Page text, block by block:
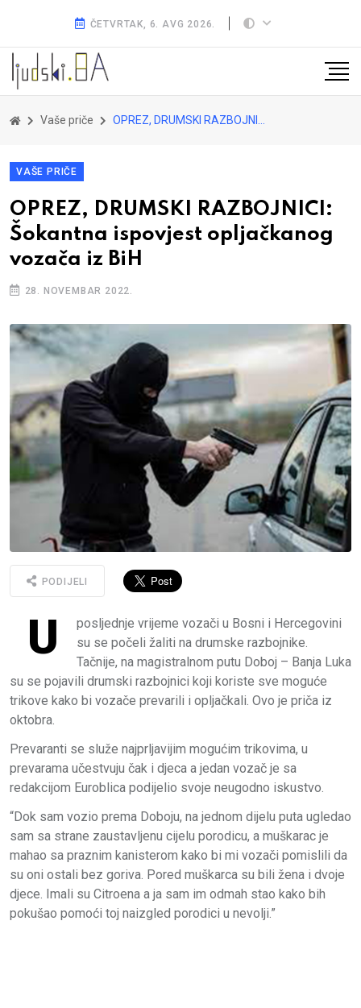
ČETVRTAK, 6. AVG 2026.
Vaše priče OPREZ, DRUMSKI RAZBOJNICI: Šokantna ispovjest opljačkanog vozača iz BiH
VAŠE PRIČE
OPREZ, DRUMSKI RAZBOJNICI:
Šokantna ispovjest opljačkanog
vozača iz BiH
28. NOVEMBAR 2022.
PODIJELI
U
posljednje vrijeme vozači u Bosni i Hercegovini
su se počeli žaliti na drumske razbojnike.
Tačnije, na magistralnom putu Doboj – Banja Luka
su se pojavili drumski razbojnici koji koriste sve moguće
trikove kako bi vozače prevarili i opljačkali. Ovo je priča iz
oktobra.
Prevaranti se služe najprljavijim mogućim trikovima, u
prevarama učestvuju čak i djeca a jedan vozač je sa
redakcijom Euroblica podijelio svoje neugodno iskustvo.
“Dok sam vozio prema Doboju, na jednom dijelu puta ugledao
sam sa strane zaustavljenu cijelu porodicu, a muškarac je
mahao sa praznim kanisterom kako bi mi vozači pomislili da
su oni ostali bez goriva. Pored muškarca su bili žena i dvoje
djece. Imali su Citroena a ja sam im odmah stao kako bih
pokušao pomoći toj naizgled porodici u nevolji.”